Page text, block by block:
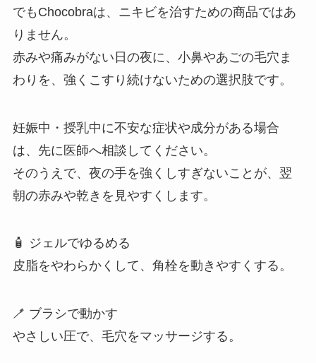
でもChocobraは、ニキビを治すための商品ではあ
りません。
赤みや痛みがない日の夜に、小鼻やあごの毛穴ま
わりを、強くこすり続けないための選択肢です。
妊娠中・授乳中に不安な症状や成分がある場合
は、先に医師へ相談してください。
そのうえで、夜の手を強くしすぎないことが、翌
朝の赤みや乾きを見やすくします。
🧴 ジェルでゆるめる
皮脂をやわらかくして、角栓を動きやすくする。
🪥 ブラシで動かす
やさしい圧で、毛穴をマッサージする。